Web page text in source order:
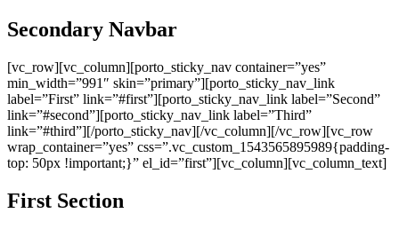
Secondary Navbar
[vc_row][vc_column][porto_sticky_nav container=”yes”
min_width=”991″ skin=”primary”][porto_sticky_nav_link
label=”First” link=”#first”][porto_sticky_nav_link label=”Second”
link=”#second”][porto_sticky_nav_link label=”Third”
link=”#third”][/porto_sticky_nav][/vc_column][/vc_row][vc_row
wrap_container=”yes” css=”.vc_custom_1543565895989{padding-
top: 50px !important;}” el_id=”first”][vc_column][vc_column_text]
First Section